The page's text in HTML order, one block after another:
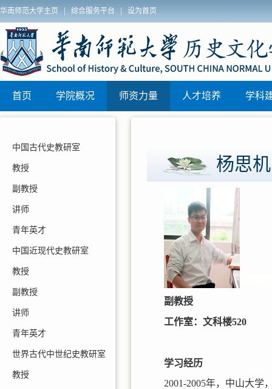
华南师范大学主页 综合服务平台 设为首页
历史文化学院组织开展纵向帮扶普宁市“三所学校” 和县中(西部片
区)联动教研活动
历
首页 学院概况 师资力量 人才培养 学科
中国古代史教研室
教授
副教授
讲师
青年英才
中国近现代史教研室
教授
副教授
讲师
青年英才
世界古代中世纪史教研室
教授
杨思机
副教授
工作室：文科楼520
学习经历
2001-2005年，中山大学